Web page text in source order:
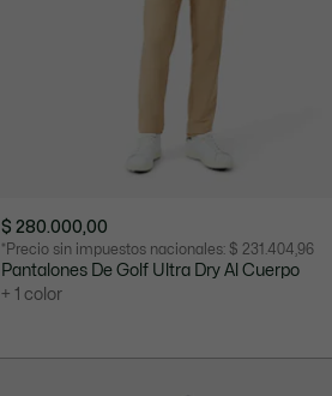
$ 280.000,00
*Precio sin impuestos nacionales: $ 231.404,96
Pantalones De Golf Ultra Dry Al Cuerpo
+ 1 color